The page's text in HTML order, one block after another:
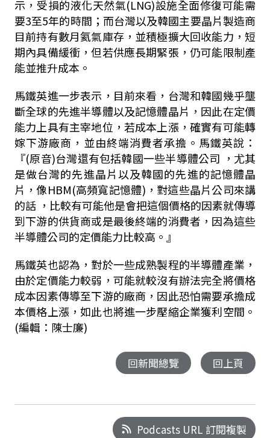
示，受損的液化天然氣(LNG)設施全面修復可能需
要3至5年的時間；而台灣以及韓國主要晶片製造商
目前持有數月氦氣庫存，並積極擴大回收能力，短
期內具備緩衝，但若供應長期緊張，仍可能限制產
能並推升成本。
馬鐵英進一步表示，目前來看，台灣和韓國幾乎壟
斷全球的先進半導體以及記憶體晶片，因此在定價
能力上具有主宰地位，若成本上漲，確實有可能轉
嫁下游廠商，並由終端消費者承擔。馬鐵英說：
『(原音)台灣還有包括韓國一些半導體公司 ，尤其
是做台灣的先進晶片以及韓國的先進的記憶體晶
片，像HBM(高頻寬記憶體) ，對這些晶片公司來講
的話 ，比較有可能他是會把這個價格的因素就傳導
到下游的供貨商或是最後終端的消費者，因為這些
半導體公司的定價能力比較高。』
馬鐵英也認為，對於一些成熟製程的半導體產業，
由於定價能力較弱，可能就較沒有辦法完全將價格
成本因素傳導至下游的廠商，因此恐怕需要承擔成
本價格上漲，如此也將進一步壓縮企業獲利空間。
(編輯：陳士廉)
回新聞總覽 回上頁
Podcasts URL 訂閱複製